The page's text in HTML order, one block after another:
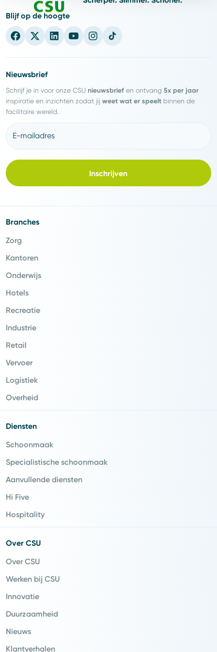
Blijf op de hoogte
Nieuwsbrief
Schrijf je in voor onze CSU nieuwsbrief en ontvang 5x per jaar
inspiratie en inzichten zodat jij weet wat er speelt binnen de
facilitaire wereld.
E-mailadres
Inschrijven
Branches
Zorg
Kantoren
Onderwijs
Hotels
Recreatie
Industrie
Retail
Vervoer
Logistiek
Overheid
Diensten
Schoonmaak
Specialistische schoonmaak
Aanvullende diensten
Hi Five
Hospitality
Over CSU
Over CSU
Werken bij CSU
Innovatie
Duurzaamheid
Nieuws
Klantverhalen